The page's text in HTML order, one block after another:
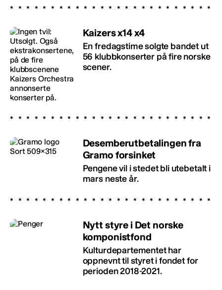
Kaizers x14 x4
En fredagstime solgte bandet ut
56 klubbkonserter på fire norske
scener.
Desemberutbetalingen fra
Gramo forsinket
Pengene vil i stedet bli utebetalt i
mars neste år.
Nytt styre i Det norske
komponistfond
Kulturdepartementet har
oppnevnt til styret i fondet for
perioden 2018-2021.